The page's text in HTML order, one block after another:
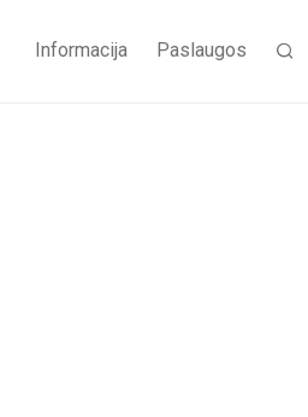
Informacija Paslaugos